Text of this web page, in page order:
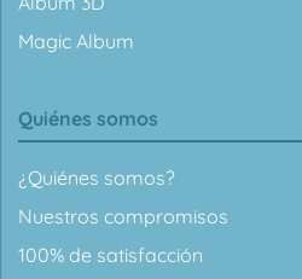
Magic Album
Quiénes somos
¿Quiénes somos?
Nuestros compromisos
100% de satisfacción